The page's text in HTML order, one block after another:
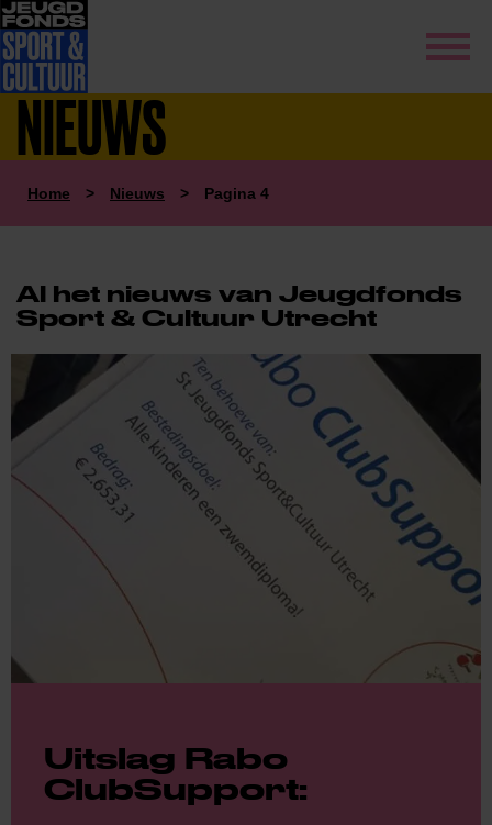
NIEUWS
Home > Nieuws > Pagina 4
Al het nieuws van Jeugdfonds
Sport & Cultuur Utrecht
Uitslag Rabo
ClubSupport: